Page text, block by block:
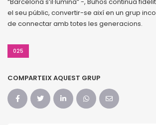
el seu públic, convertir-se així en un grup
de connectar amb totes les generacions.
025
COMPARTEIX AQUEST GRUP